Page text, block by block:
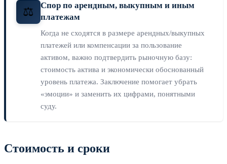
⚖️
Спор по арендным, выкупным и иным
платежам
Когда не сходятся в размере арендных/выкупных
платежей или компенсации за пользование
активом, важно подтвердить рыночную базу:
стоимость актива и экономически обоснованный
уровень платежа. Заключение помогает убрать
«эмоции» и заменить их цифрами, понятными
суду.
Стоимость и сроки